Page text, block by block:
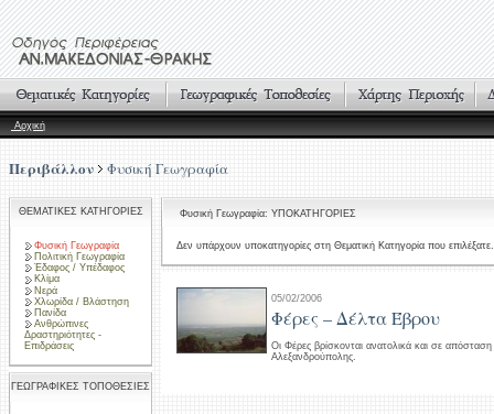
Αρχική
Περιβάλλον Φυσική Γεωγραφία
ΘΕΜΑΤΙΚΕΣ ΚΑΤΗΓΟΡΙΕΣ
Φυσική Γεωγραφία
Πολιτική Γεωγραφία
Έδαφος / Υπέδαφος
Κλίμα
Νερά
Χλωρίδα / Βλάστηση
Πανίδα
Ανθρώπινες
Δραστηριότητες -
Επιδράσεις
ΓΕΩΓΡΑΦΙΚΕΣ ΤΟΠΟΘΕΣΙΕΣ
Φυσική Γεωγραφία: ΥΠΟΚΑΤΗΓΟΡΙΕΣ
Δεν υπάρχουν υποκατηγορίες στη Θεματική Κατηγορία που επιλέξατε.
05/02/2006
Φέρες – Δέλτα Έβρου
Οι Φέρες βρίσκονται ανατολικά και σε
Αλεξανδρούπολης.